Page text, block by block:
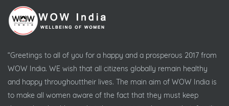
“Greetings to all of you for a happy and a prosperous 2017 from
WOW India. WE wish that all citizens globally remain healthy
and happy throughouttheir lives. The main aim of WOW India is
to make all women aware of the fact that they must keep